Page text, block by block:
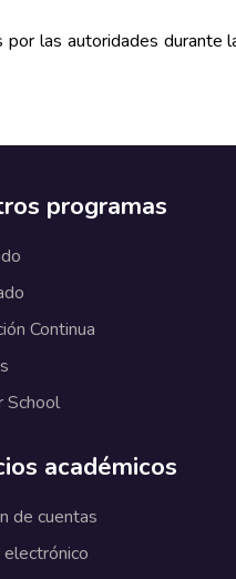
las autoridades
programas
Continua
School
académicos
de cuentas
electrónico